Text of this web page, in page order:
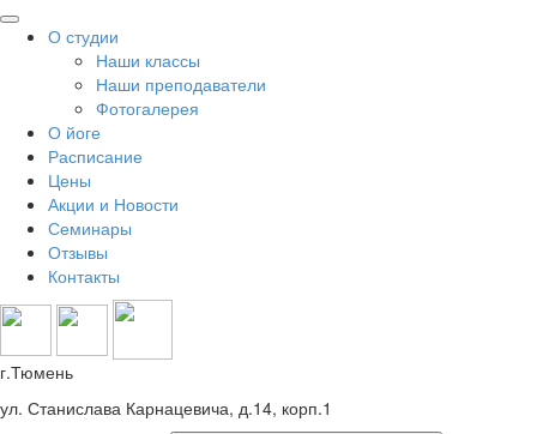
О студии
Наши классы
Наши преподаватели
Фотогалерея
О йоге
Расписание
Цены
Акции и Новости
Семинары
Отзывы
Контакты
г.Тюмень
ул. Станислава Карнацевича, д.14, корп.1